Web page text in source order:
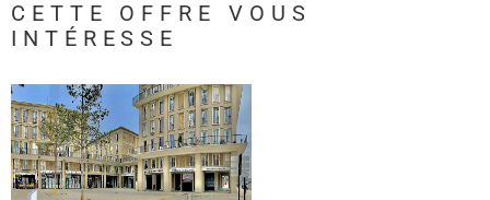
CETTE OFFRE
VOUS
INTÉRESSE